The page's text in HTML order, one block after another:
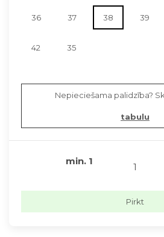
36 37 38 39
42 35
Nepieciešama palidzība?
tabulu
min. 1
Pirkt